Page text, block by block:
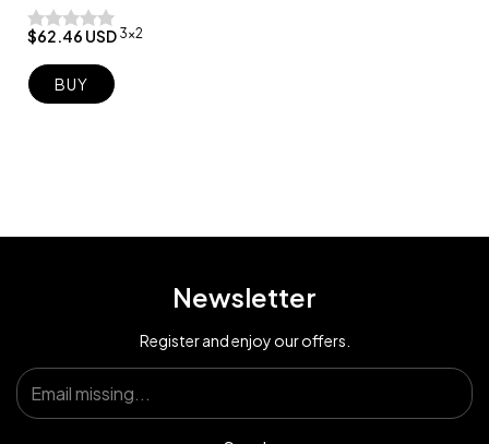
$62.46 USD 3x2
BUY
Newsletter
Register and enjoy our offers.